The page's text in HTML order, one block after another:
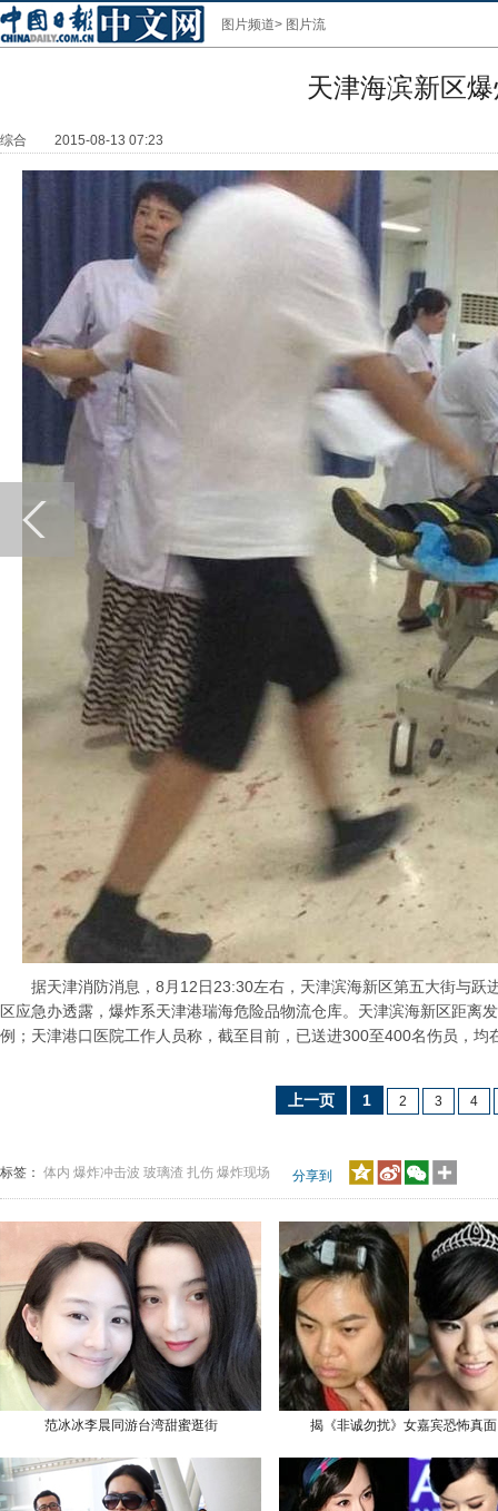
图片频道> 图片流
天津海滨新区
综合 2015-08-13 07:23
据天津消防消息，8月12日23:30左右，天津滨海新区第五大街与跃
区应急办透露，爆炸系天津港瑞海危险品物流仓库。天津滨海新区距
例；天津港口医院工作人员称，截至目前，已送进300至400名伤员，均
上一页 1 2 3 4
标签： 体内 爆炸冲击波 玻璃渣 扎伤 爆炸现场 分享到
范冰冰李晨同游台湾甜蜜逛街 揭《非诚勿扰》女嘉宾恐怖真